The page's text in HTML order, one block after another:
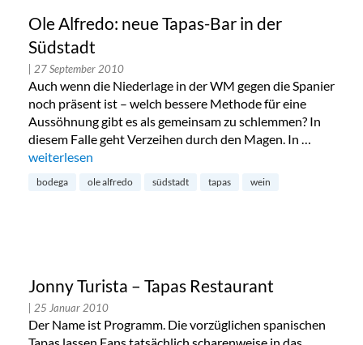
Ole Alfredo: neue Tapas-Bar in der
Südstadt
| 27 September 2010
Auch wenn die Niederlage in der WM gegen die Spanier
noch präsent ist – welch bessere Methode für eine
Aussöhnung gibt es als gemeinsam zu schlemmen? In
diesem Falle geht Verzeihen durch den Magen. In …
„Ole Alfredo: neue Tapas-Bar in der Südstadt“
weiterlesen
bodega ole alfredo südstadt tapas wein
Jonny Turista – Tapas Restaurant
| 25 Januar 2010
Der Name ist Programm. Die vorzüglichen spanischen